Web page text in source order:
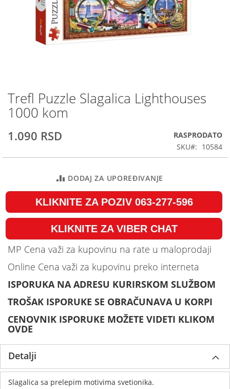
Skip
to
the
of
images
Trefl Puzzle Slagalica Lighthouses
1000 kom
1.090 RSD
RASPRODATO
SKU
10584
DODAJ ZA UPOREĐIVANJE
KLIKNITE ZA POZIV 063-277-596
KLIKNITE ZA VIBER CHAT
MP Cena važi za kupovinu na rate u maloprodaji
Online Cena važi za kupovinu preko interneta
ISPORUKA NA ADRESU KURIRSKOM SLUŽBOM
TROŠAK ISPORUKE SE OBRAČUNAVA U KORPI
CENOVNIK ISPORUKE MOŽETE VIDETI KLIKOM
OVDE
Detalji
Slagalica sa prelepim motivima svetionika.